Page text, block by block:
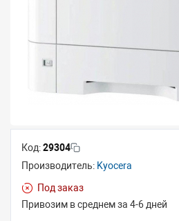
Код:29304
Производитель: Kyocera
Под заказ
Привозим в среднем за 4-6 дней